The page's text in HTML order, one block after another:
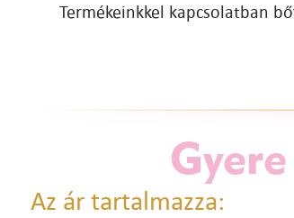
Termékeinkkel kapcsolatban
Az ár tartalmazza: